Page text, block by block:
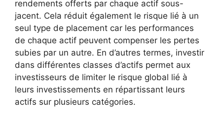
rendements offerts par chaque actif sous-
jacent. Cela réduit également le risque lié à un
seul type de placement car les performances
de chaque actif peuvent compenser les pertes
subies par un autre. En d’autres termes, investir
dans différentes classes d’actifs permet aux
investisseurs de limiter le risque global lié à
leurs investissements en répartissant leurs
actifs sur plusieurs catégories.